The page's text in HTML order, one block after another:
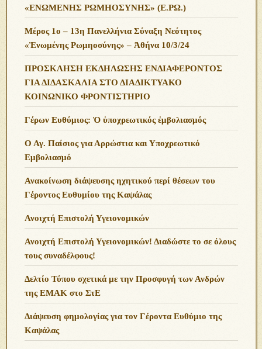
«ΕΝΩΜΕΝΗΣ ΡΩΜΗΟΣΥΝΗΣ» (Ε.ΡΩ.)
Μέρος 1ο – 13η Πανελλήνια Σύναξη Νεότητος
«Ἑνωμένης Ρωμηοσύνης» – Ἀθήνα 10/3/24
ΠΡΟΣΚΛΗΣΗ ΕΚΔΗΛΩΣΗΣ ΕΝΔΙΑΦΕΡΟΝΤΟΣ
ΓΙΑ ΔΙΔΑΣΚΑΛΙΑ ΣΤΟ ΔΙΑΔΙΚΤΥΑΚΟ
ΚΟΙΝΩΝΙΚΟ ΦΡΟΝΤΙΣΤΗΡΙΟ
Γέρων Ευθύμιος: Ὁ ὑποχρεωτικός ἐμβολιασμός
Ο Αγ. Παίσιος για Αρρώστια και Υποχρεωτικό
Εμβολιασμό
Ανακοίνωση διάψευσης ηχητικού περί θέσεων του
Γέροντος Ευθυμίου της Καψάλας
Ανοιχτή Επιστολή Υγειονομικών
Ανοιχτή Επιστολή Υγειονομικών! Διαδώστε το σε όλους
τους συναδέλφους!
Δελτίο Τύπου σχετικά με την Προσφυγή των Ανδρών
της ΕΜΑΚ στο ΣτΕ
Διάψευση φημολογίας για τον Γέροντα Ευθύμιο της
Καψάλας